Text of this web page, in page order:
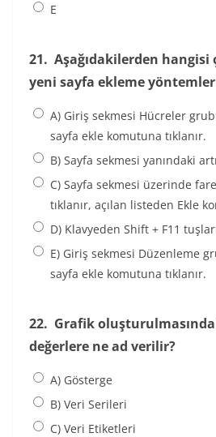
E
21. Aşağıdakilerden hangisi
yeni sayfa ekleme
A) Giriş sekmesi Hücreler
sayfa ekle komutuna tıklanır.
B) Sayfa sekmesi yanındaki
C) Sayfa sekmesi üzerinde
tıklanır, açılan listeden Ekle
D) Klavyeden Shift + F11
E) Giriş sekmesi Düzenleme
sayfa ekle komutuna tıklanır.
22. Grafik
değerlere ne ad verilir?
A) Gösterge
B) Veri Serileri
C) Veri Etiketleri